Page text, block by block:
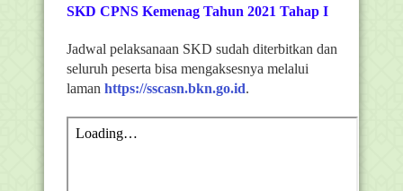
SKD CPNS Kemenag Tahun 2021 Tahap I
Jadwal pelaksanaan SKD sudah diterbitkan dan
seluruh peserta bisa mengaksesnya melalui
laman https://sscasn.bkn.go.id.